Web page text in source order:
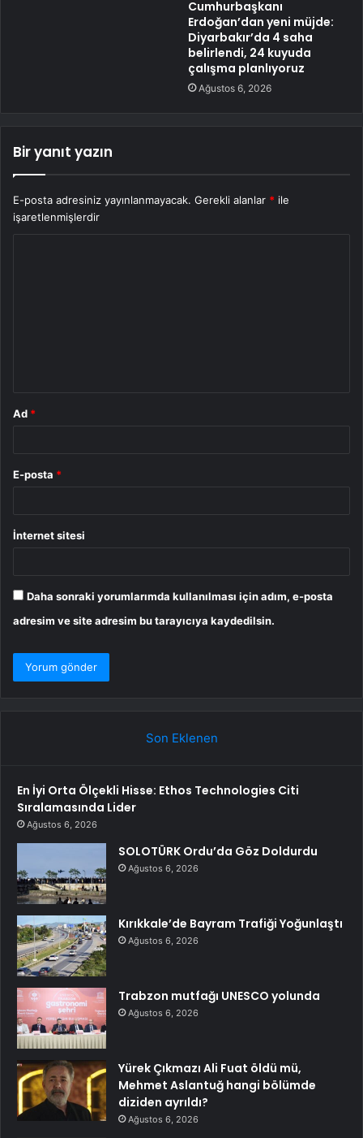
Cumhurbaşkanı
Erdoğan’dan yeni müjde:
Diyarbakır’da 4 saha
belirlendi, 24 kuyuda
çalışma planlıyoruz
Ağustos 6, 2026
Bir yanıt yazın
E-posta adresiniz yayınlanmayacak. Gerekli alanlar * ile
işaretlenmişlerdir
Ad *
E-posta *
İnternet sitesi
Daha sonraki yorumlarımda kullanılması için adım, e-posta
adresim ve site adresim bu tarayıcıya kaydedilsin.
Son Eklenen
En İyi Orta Ölçekli Hisse: Ethos Technologies Citi
Sıralamasında Lider
Ağustos 6, 2026
SOLOTÜRK Ordu’da Göz Doldurdu
Ağustos 6, 2026
Kırıkkale’de Bayram Trafiği Yoğunlaştı
Ağustos 6, 2026
Trabzon mutfağı UNESCO yolunda
Ağustos 6, 2026
Yürek Çıkmazı Ali Fuat öldü mü,
Mehmet Aslantuğ hangi bölümde
diziden ayrıldı?
Ağustos 6, 2026